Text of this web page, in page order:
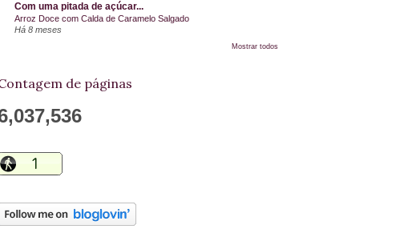
Com uma pitada de açúcar...
Arroz Doce com Calda de Caramelo Salgado
Há 8 meses
Mostrar todos
de páginas